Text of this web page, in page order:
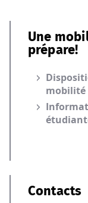
Une
prépare!
Contacts